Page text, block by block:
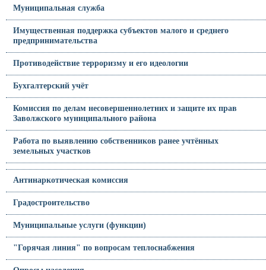
Муниципальная служба
Имущественная поддержка субъектов малого и среднего
предпринимательства
Противодействие терроризму и его идеологии
Бухгалтерский учёт
Комиссия по делам несовершеннолетних и защите их прав
Заволжского муниципального района
Работа по выявлению собственников ранее учтённых
земельных участков
Антинаркотическая комиссия
Градостроительство
Муниципальные услуги (функции)
"Горячая линия" по вопросам теплоснабжения